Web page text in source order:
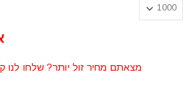
מצאתם מחיר זול יותר? שלחו לנו